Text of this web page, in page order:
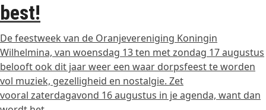
best!
De feestweek van de Oranjevereniging Koningin
Wilhelmina, van woensdag 13 ten met zondag 17 augustus
belooft ook dit jaar weer een waar dorpsfeest te worden
vol muziek, gezelligheid en nostalgie. Zet
vooral zaterdagavond 16 augustus in je agenda, want dan